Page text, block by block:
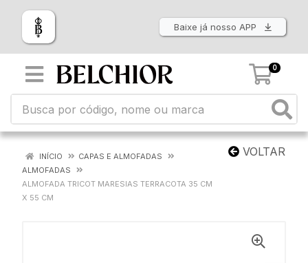
Baixe já nosso APP
0
VOLTAR
INÍCIO
CAPAS E ALMOFADAS
ALMOFADAS
ALMOFADA TRICOT MARESIAS TERRACOTA 35 CM
X 55 CM